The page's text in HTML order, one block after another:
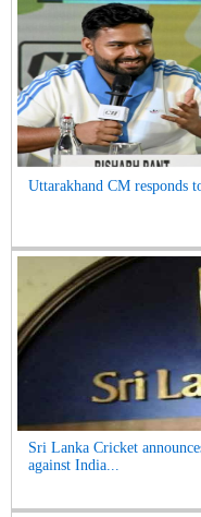
Uttarakhand CM responds
Sri Lanka Cricket
against India...